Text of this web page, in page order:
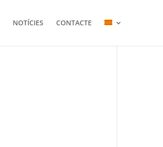
NOTÍCIES CONTACTE